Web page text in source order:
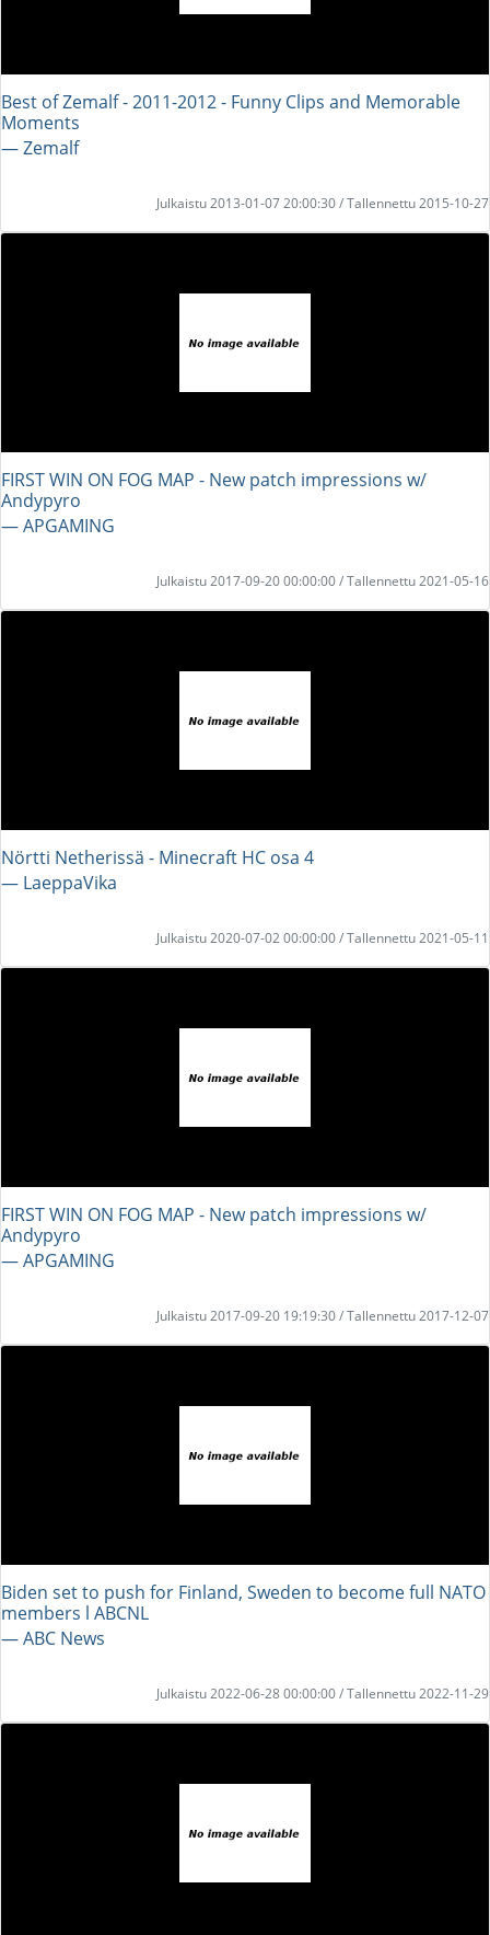
Best of Zemalf - 2011-2012 - Funny Clips and Memorable
Moments
― Zemalf
Julkaistu 2013-01-07 20:00:30 / Tallennettu 2015-10-27
FIRST WIN ON FOG MAP - New patch impressions w/
Andypyro
― APGAMING
Julkaistu 2017-09-20 00:00:00 / Tallennettu 2021-05-16
Nörtti Netherissä - Minecraft HC osa 4
― LaeppaVika
Julkaistu 2020-07-02 00:00:00 / Tallennettu 2021-05-11
FIRST WIN ON FOG MAP - New patch impressions w/
Andypyro
― APGAMING
Julkaistu 2017-09-20 19:19:30 / Tallennettu 2017-12-07
Biden set to push for Finland, Sweden to become full NATO
members l ABCNL
― ABC News
Julkaistu 2022-06-28 00:00:00 / Tallennettu 2022-11-29